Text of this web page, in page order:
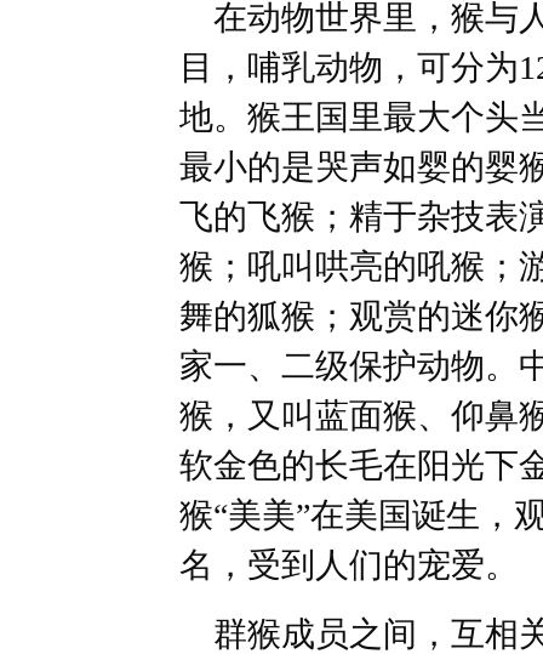
在动物世界里，猴与
目，哺乳动物，可分为
地。猴王国里最大个头
最小的是哭声如婴的婴
飞的飞猴；精于杂技表
猴；吼叫哄亮的吼猴；
舞的狐猴；观赏的迷你
家一、二级保护动物。
猴，又叫蓝面猴、仰鼻
软金色的长毛在阳光下
猴“美美”在美国诞生，
名，受到人们的宠爱。
群猴成员之间，互相